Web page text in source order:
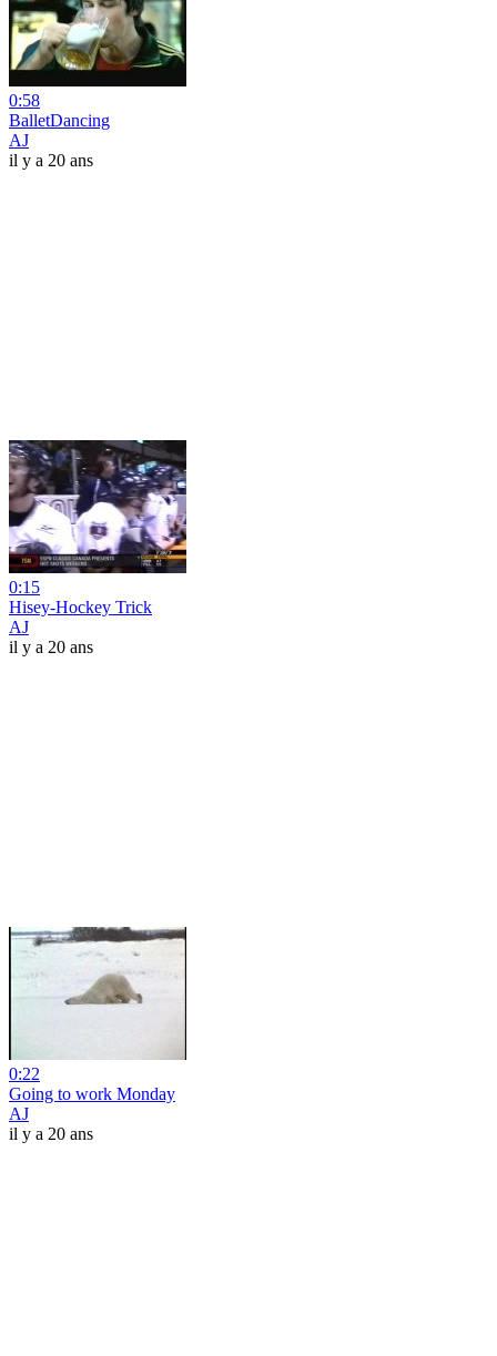
0:58
BalletDancing
AJ
il y a 20 ans
0:15
Hisey-Hockey Trick
AJ
il y a 20 ans
0:22
Going to work Monday
AJ
il y a 20 ans